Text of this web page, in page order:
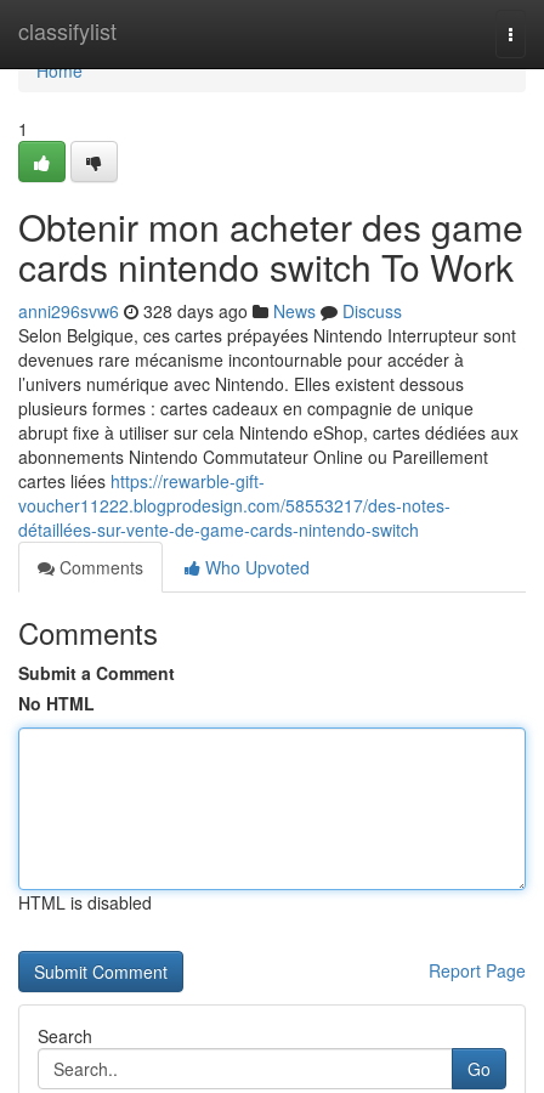
classifylist
Home
Home
1
Obtenir mon acheter des game
cards nintendo switch To Work
anni296svw6 328 days ago News
Discuss
Selon Belgique, ces cartes prépayées Nintendo Interrupteur sont
devenues rare mécanisme incontournable pour accéder à
l’univers numérique avec Nintendo. Elles existent dessous
plusieurs formes : cartes cadeaux en compagnie de unique
abrupt fixe à utiliser sur cela Nintendo eShop, cartes dédiées aux
abonnements Nintendo Commutateur Online ou Pareillement
cartes liées https://rewarble-gift-
voucher11222.blogprodesign.com/58553217/des-notes-
détaillées-sur-vente-de-game-cards-nintendo-switch
Comments
Who Upvoted
Comments
Submit a Comment
No HTML
HTML is disabled
Report Page
Search
Go